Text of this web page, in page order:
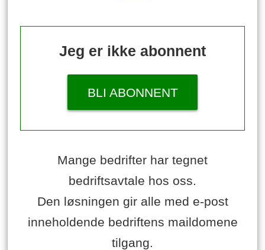
Jeg er ikke abonnent
BLI ABONNENT
Mange bedrifter har tegnet
bedriftsavtale hos oss.
Den løsningen gir alle med e-post
inneholdende bedriftens maildomene
tilgang.